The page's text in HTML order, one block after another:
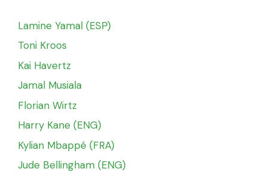
Lamine Yamal (ESP)
Toni Kroos
Kai Havertz
Jamal Musiala
Florian Wirtz
Harry Kane (ENG)
Kylian Mbappé (FRA)
Jude Bellingham (ENG)